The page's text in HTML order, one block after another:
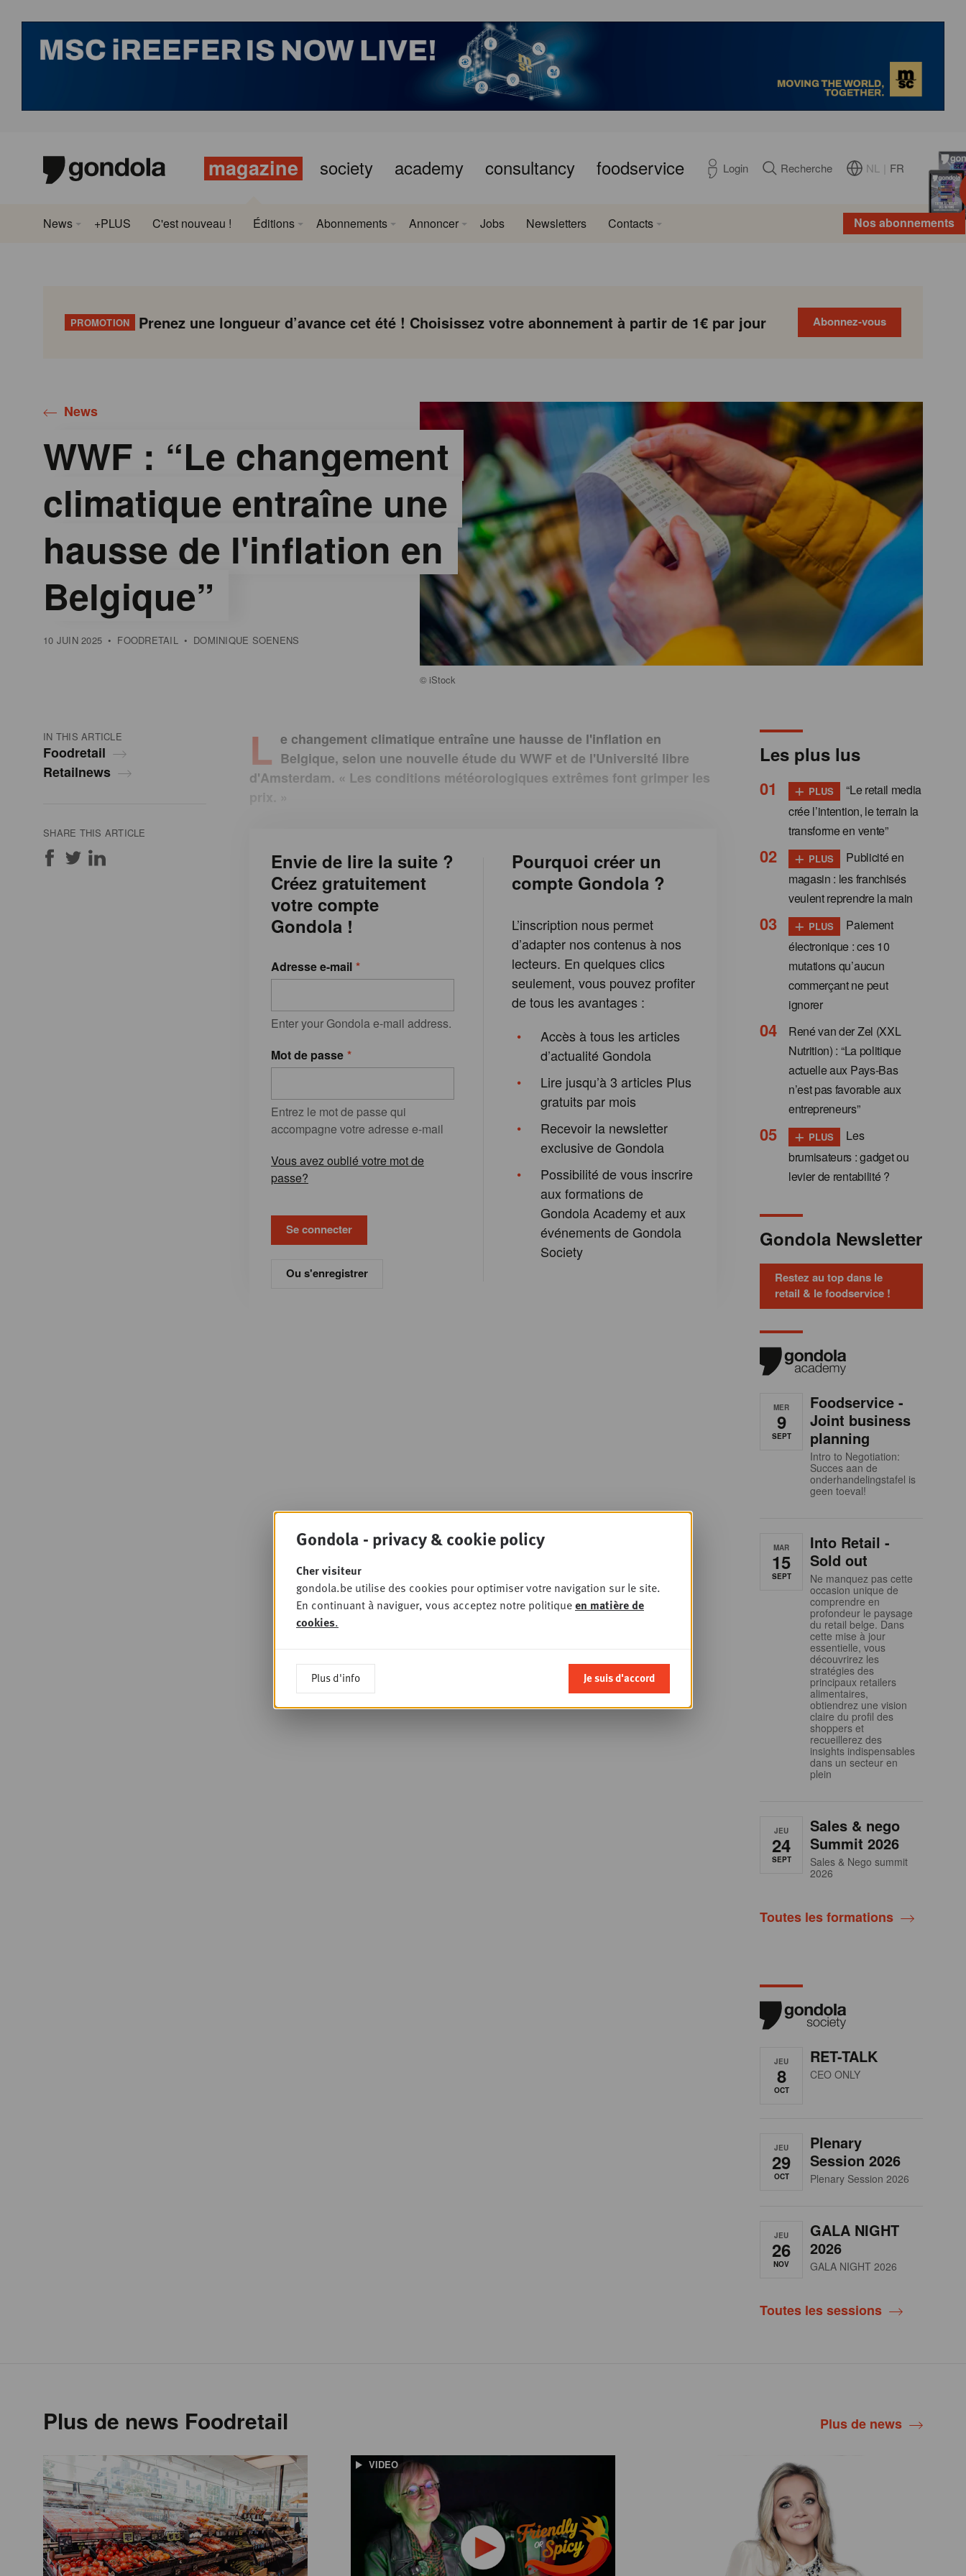
magazine society academy consultancy foodservice Login Recherche NL FR
Nos abonnements
News +PLUS C'est nouveau ! Éditions Abonnements Annoncer Jobs Newsletters Contacts
PROMOTION Prenez une longueur d’avance cet été ! Choisissez votre abonnement à partir de 1€ par jour Abonnez-vous
News
WWF : “Le changement
climatique entraîne une
hausse de l'inflation en
Belgique”
10 JUIN 2025 • FOODRETAIL • DOMINIQUE SOENENS
© iStock
IN THIS ARTICLE
Foodretail
Retailnews
SHARE THIS ARTICLE
L e changement climatique entraîne une hausse de l'inflation en
Belgique, selon une nouvelle étude du WWF et de l'Université libre
d'Amsterdam. « Les conditions météorologiques extrêmes font grimper les
prix. »
Envie de lire la suite ?
Créez gratuitement
votre compte
Gondola !
Adresse e-mail
Enter your Gondola e-mail address.
Mot de passe
Entrez le mot de passe qui
accompagne votre adresse e-mail
Vous avez oublié votre mot de
passe?
Ou s'enregistrer
Pourquoi créer un
compte Gondola ?
L’inscription nous permet
d’adapter nos contenus à nos
lecteurs. En quelques clics
seulement, vous pouvez profiter
de tous les avantages :
Accès à tous les articles
d’actualité Gondola
Lire jusqu’à 3 articles Plus
gratuits par mois
Recevoir la newsletter
exclusive de Gondola
Possibilité de vous inscrire
aux formations de
Gondola Academy et aux
événements de Gondola
Society
Les plus lus
+ PLUS
“Le retail media
crée l’intention, le terrain la
transforme en vente”
+ PLUS
Publicité en
magasin : les franchisés
veulent reprendre la main
+ PLUS
Paiement
électronique : ces 10
mutations qu’aucun
commerçant ne peut
ignorer
René van der Zel (XXL
Nutrition) : “La politique
actuelle aux Pays-Bas
n’est pas favorable aux
entrepreneurs”
+ PLUS
Les
brumisateurs : gadget ou
levier de rentabilité ?
Gondola Newsletter
Restez au top dans le
retail & le foodservice !
MER
9
SEPT
Foodservice -
Joint business
planning
Intro to Negotiation:
Succes aan de
onderhandelingstafel is
geen toeval!
MAR
15
SEPT
Into Retail -
Sold out
Ne manquez pas cette
occasion unique de
comprendre en
profondeur le paysage
du retail belge. Dans
cette mise à jour
essentielle, vous
découvrirez les
stratégies des
principaux retailers
alimentaires,
obtiendrez une vision
claire du profil des
shoppers et
recueillerez des
insights indispensables
dans un secteur en
plein
JEU
24
SEPT
Sales & nego
Summit 2026
Sales & Nego summit
2026
Toutes les formations
JEU
8
OCT
RET-TALK
CEO ONLY
JEU
29
OCT
Plenary
Session 2026
Plenary Session 2026
JEU
26
NOV
GALA NIGHT
2026
GALA NIGHT 2026
Toutes les sessions
Plus de news Foodretail Plus de news
VIDEO
Gondola - privacy & cookie policy
Cher visiteur
gondola.be utilise des cookies pour optimiser votre navigation sur le site.
En continuant à naviguer, vous acceptez notre politiqueen matière de
cookies.
Plus d'info Je suis d'accord